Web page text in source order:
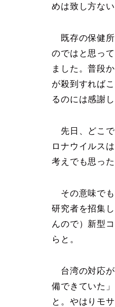
めは致し方な
既存の保健所
のではと思っ
ました。普段
が殺到すれば
るのには感謝
先日、どこで
ロナウイルス
考えでも思った
その意味でも
研究者を招集
んので）新型
らと。
台湾の対応が
備できていた
と。やはりモ